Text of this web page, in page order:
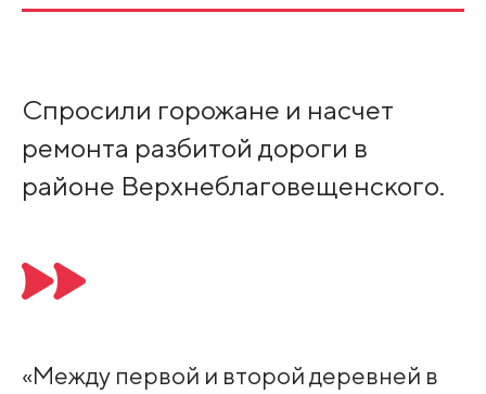
Спросили горожане и насчет
ремонта разбитой дороги в
районе Верхнеблаговещенского.
«Между первой и второй деревней в